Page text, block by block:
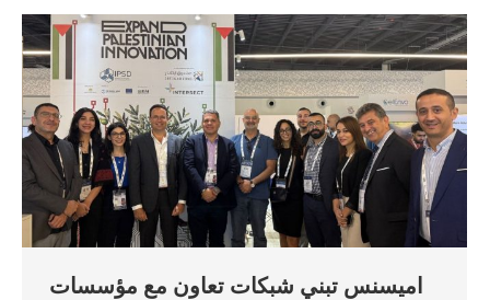
اميسنس تبني شبكات تعاون مع مؤسسات